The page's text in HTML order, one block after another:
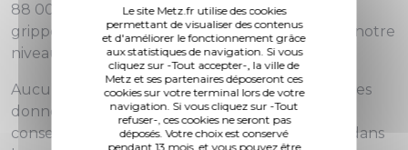
Le site Metz.fr utilise des cookies
permettant de visualiser des contenus
et d'améliorer le fonctionnement grâce
aux statistiques de navigation. Si vous
cliquez sur -Tout accepter-, la ville de
Metz et ses partenaires déposeront ces
cookies sur votre terminal lors de votre
navigation. Si vous cliquez sur -Tout
refuser-, ces cookies ne seront pas
déposés. Votre choix est conservé
pendant 13 mois, et vous pouvez être
88 000 à cette date. Par ailleurs, l’épidémie de
grippe présente aussi un impact important sur notre
niveau de collecte en ce début d’année.
Aucun produit ne peut se substituer au sang des
donneurs bénévoles. De plus, la durée de
conservation des produits sanguins est limitée dans